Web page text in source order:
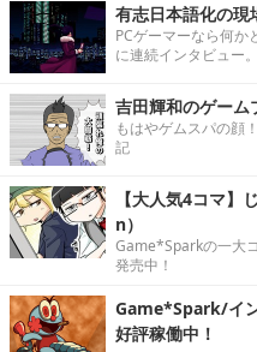
有志日本語化の現
PCゲーマーなら何か
に連続インタビュー。
吉田輝和のゲーム
もはやゲムスパの顔
記
【大人気4コマ
n）
Game*Sparkの一大
発売中！
Game*Spark/イ
好評稼働中！